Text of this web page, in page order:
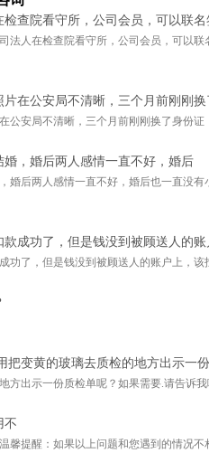
查院看守所，公司会员，可以联
法人在检查院看守所，公司会员，可以
在公安局不清晰，三个月前刚刚
公安局不清晰，三个月前刚刚换了身份证
，婚后两人感情一直不好，婚后
婚后两人感情一直不好，婚后也一直没
成功了，但是钱没到被顾送人的账
功了，但是钱没到被顾送人的账户上，该
把变黄的玻璃去质检的地方出示一
方出示一份质检单呢？如果需要.请告诉
不
馨提醒：如果以上问题和您遇到的情况